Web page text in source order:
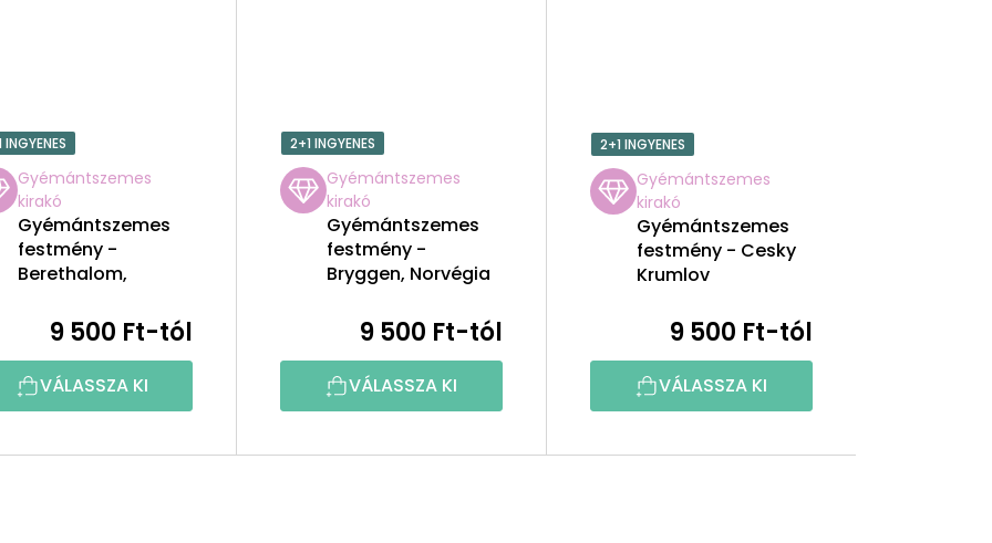
INGYENES
Gyémántszemes
kirakó
Gyémántszemes
festmény -
Berethalom,
9 500 Ft-tól
VÁLASSZA KI
2+1 INGYENES
Gyémántszemes
kirakó
Gyémántszemes
festmény -
Bryggen, Norvégia
9 500 Ft-tól
VÁLASSZA KI
2+1 INGYENES
Gyémántszemes
kirakó
Gyémántszemes
festmény - Cesky
Krumlov
9 500 Ft-tól
VÁLASSZA KI